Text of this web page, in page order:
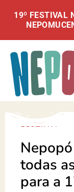
19º FESTIVAL
FESTIVAL
todas
para a